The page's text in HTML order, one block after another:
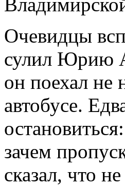
Очевидцы
сулил Юрию
он поехал
автобусе.
зачем
сказал, что